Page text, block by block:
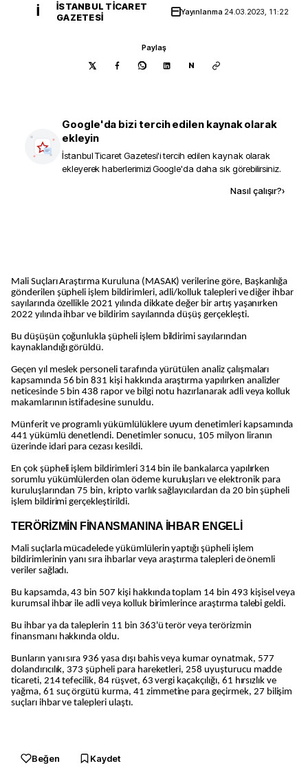
İ
İSTANBUL TICARET
GAZETESI
Yayınlanma 24.03.2023, 11:22
Paylaş
N
Google'da bizi tercih edilen kaynak olarak
ekleyin
İstanbul Ticaret Gazetesi'i tercih edilen kaynak olarak
ekleyerek haberlerimizi Google'da daha sık görebilirsiniz.
Nasıl çalışır?›
Mali Suçları Araştırma Kuruluna (MASAK) verilerine göre, Başkanlığa
gönderilen şüpheli işlem bildirimleri, adli/kolluk talepleri ve diğer ihbar
sayılarında özellikle 2021 yılında dikkate değer bir artış yaşanırken
2022 yılında ihbar ve bildirim sayılarında düşüş gerçekleşti.
Bu düşüşün çoğunlukla şüpheli işlem bildirimi sayılarından
kaynaklandığı görüldü.
Geçen yıl meslek personeli tarafında yürütülen analiz çalışmaları
kapsamında 56 bin 831 kişi hakkında araştırma yapılırken analizler
neticesinde 5 bin 438 rapor ve bilgi notu hazırlanarak adli veya kolluk
makamlarının istifadesine sunuldu.
Münferit ve programlı yükümlülüklere uyum denetimleri kapsamında
441 yükümlü denetlendi. Denetimler sonucu, 105 milyon liranın
üzerinde idari para cezası kesildi.
En çok şüpheli işlem bildirimleri 314 bin ile bankalarca yapılırken
sorumlu yükümlülerden olan ödeme kuruluşları ve elektronik para
kuruluşlarından 75 bin, kripto varlık sağlayıcılardan da 20 bin şüpheli
işlem bildirimi gerçekleştirildi.
TERÖRİZMİN FİNANSMANINA İHBAR ENGELİ
Mali suçlarla mücadelede yükümlülerin yaptığı şüpheli işlem
bildirimlerinin yanı sıra ihbarlar veya araştırma talepleri de önemli
veriler sağladı.
Bu kapsamda, 43 bin 507 kişi hakkında toplam 14 bin 493 kişisel veya
kurumsal ihbar ile adli veya kolluk birimlerince araştırma talebi geldi.
Bu ihbar ya da taleplerin 11 bin 363'ü terör veya terörizmin
finansmanı hakkında oldu.
Bunların yanı sıra 936 yasa dışı bahis veya kumar oynatmak, 577
dolandırıcılık, 373 şüpheli para hareketleri, 258 uyuşturucu madde
ticareti, 214 tefecilik, 84 rüşvet, 63 vergi kaçakçılığı, 61 hırsızlık ve
yağma, 61 suç örgütü kurma, 41 zimmetine para geçirmek, 27 bilişim
suçları ihbar ve talepleri ulaştı.
Beğen Kaydet